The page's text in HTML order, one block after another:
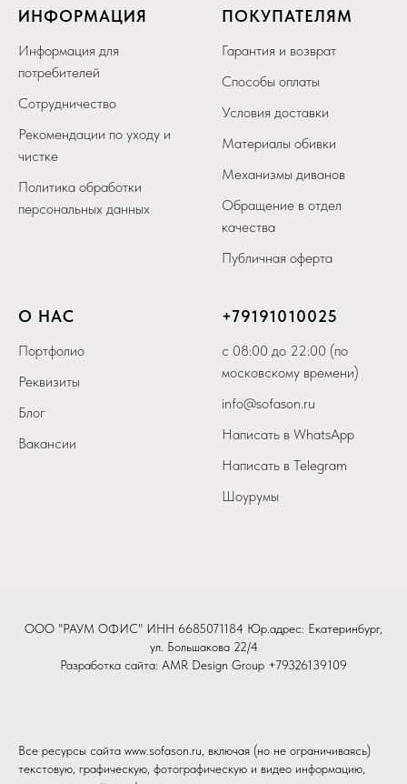
ИНФОРМАЦИЯ
Информация для
потребителей
Сотрудничество
Рекомендации по уходу и
чистке
Политика обработки
персональных данных
ПОКУПАТЕЛЯМ
Гарантия и возврат
Способы оплаты
Условия доставки
Материалы обивки
Механизмы диванов
Обращение в отдел
качества
Публичная оферта
О НАС
Портфолио
Реквизиты
Блог
Вакансии
+79191010025
с 08:00 до 22:00 (по
московскому времени)
info@sofason.ru
Написать в WhatsApp
Написать в Telegram
Шоурумы
ООО "РАУМ ОФИС" ИНН 6685071184 Юр.адрес: Екатеринбург,
ул. Большакова 22/4
Разработка сайта: AMR Design Group +79326139109
Все ресурсы сайта www.sofason.ru, включая (но не ограничиваясь)
текстовую, графическую, фотографическую и видео информацию,